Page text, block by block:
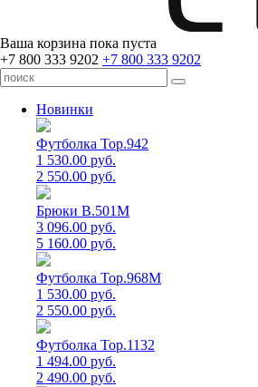
Ваша корзина пока пуста
+7 800 333 9202 +7 800 333 9202
Новинки
Футболка Top.942
1 530.00 руб.
2 550.00 руб.
Брюки B.501M
3 096.00 руб.
5 160.00 руб.
Футболка Top.968M
1 530.00 руб.
2 550.00 руб.
Футболка Top.1132
1 494.00 руб.
2 490.00 руб.